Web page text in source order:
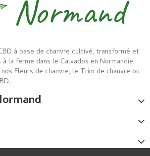
à base de chanvre cultivé, transformé et
la ferme dans le Calvados en Normandie.
Fleurs de chanvre, le Trim de chanvre ou